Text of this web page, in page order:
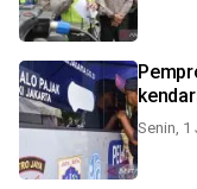
Senin, 1